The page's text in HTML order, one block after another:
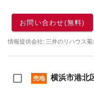
お問い合わせ(無料)
情報提供会社: 三井のリハウス
売地 横浜市港北